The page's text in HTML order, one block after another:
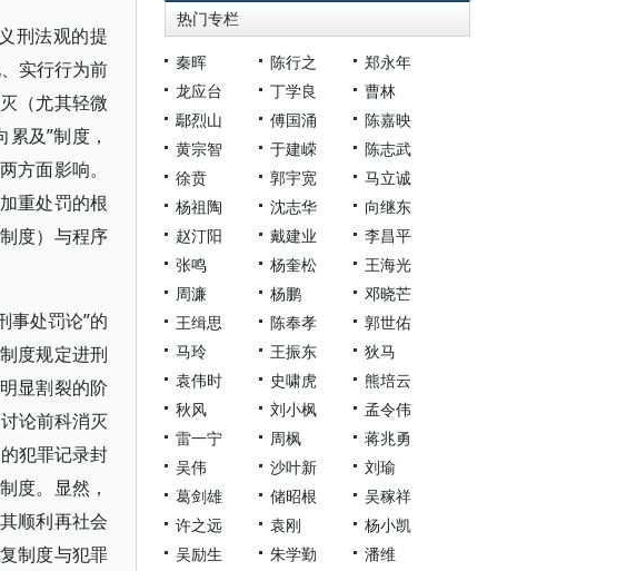
刑法观的提
实行行为前
（尤其轻微
及”制度，
方面影响。
重处罚的根
度）与程序
事处罚论”的
度规定进刑
显割裂的阶
论前科消灭
犯罪记录封
度。显然，
顺利再社会
制度与犯罪
热门专栏
秦晖 陈行之
郑永年
龙应台
丁学良
曹林
鄢烈山
傅国涌
陈嘉映
黄宗智
于建嵘
陈志武
徐贲
郭宇宽
马立诚
杨祖陶
沈志华
向继东
赵汀阳
戴建业
李昌平
张鸣
杨奎松
王海光
周濂
杨鹏
邓晓芒
王缉思
陈奉孝
郭世佑
马玲
王振东
狄马
袁伟时
史啸虎
熊培云
秋风
刘小枫
孟令伟
雷一宁
周枫
蒋兆勇
吴伟
沙叶新
刘瑜
葛剑雄
储昭根
吴稼祥
许之远
袁刚
杨小凯
吴励生
朱学勤
潘维